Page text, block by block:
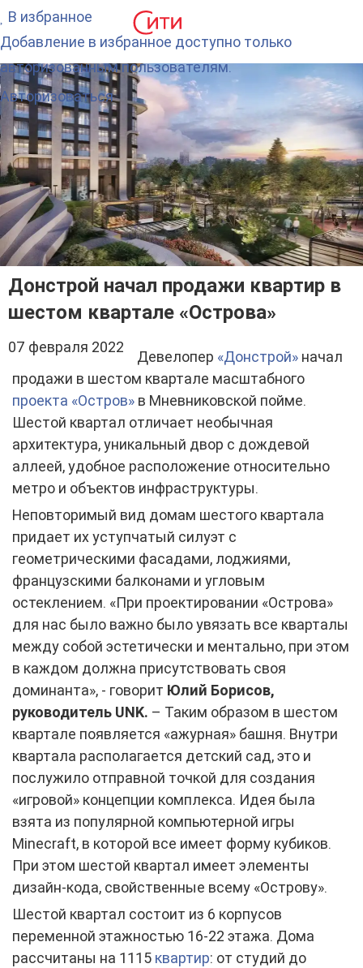
Донстрой начал продажи квартир в
шестом квартале «Острова»
07 февраля 2022
Девелопер «Донстрой» начал
продажи в шестом квартале масштабного
проекта «Остров» в Мневниковской пойме.
Шестой квартал отличает необычная
архитектура, уникальный двор с дождевой
аллеей, удобное расположение относительно
метро и объектов инфраструктуры.
Неповторимый вид домам шестого квартала
придает их уступчатый силуэт с
геометрическими фасадами, лоджиями,
французскими балконами и угловым
остеклением. «При проектировании «Острова»
для нас было важно было увязать все кварталы
между собой эстетически и ментально, при этом
в каждом должна присутствовать своя
доминанта», - говорит Юлий Борисов,
руководитель UNK. – Таким образом в шестом
квартале появляется «ажурная» башня. Внутри
квартала располагается детский сад, это и
послужило отправной точкой для создания
«игровой» концепции комплекса. Идея была
взята из популярной компьютерной игры
Minecraft, в которой все имеет форму кубиков.
При этом шестой квартал имеет элементы
дизайн-кода, свойственные всему «Острову».
Шестой квартал состоит из 6 корпусов
переменной этажностью 16-22 этажа. Дома
рассчитаны на 1115 квартир: от студий до
В избранное
Добавление в избранное доступно только
авторизованным пользователям.
Авторизоваться